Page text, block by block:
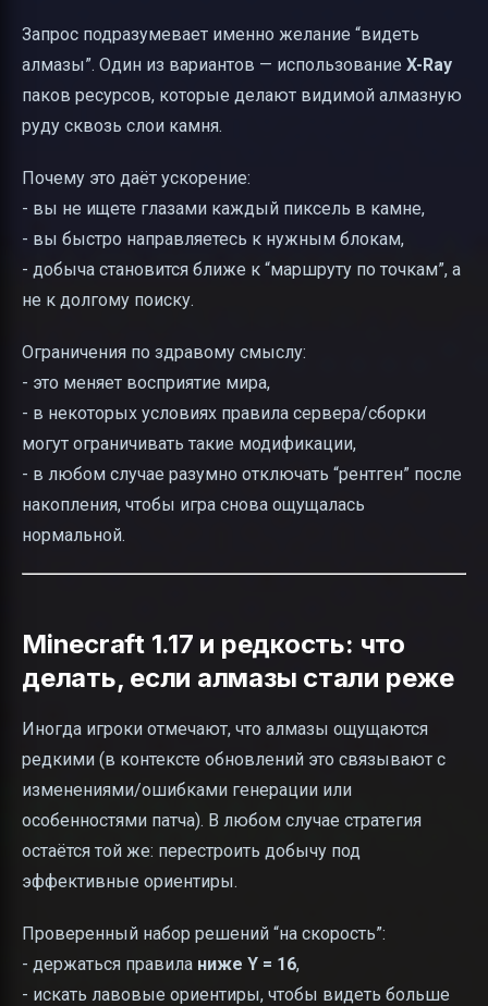
Запрос подразумевает именно желание “видеть
алмазы”. Один из вариантов — использование X-Ray
паков ресурсов, которые делают видимой алмазную
руду сквозь слои камня.
Почему это даёт ускорение:
- вы не ищете глазами каждый пиксель в камне,
- вы быстро направляетесь к нужным блокам,
- добыча становится ближе к “маршруту по точкам”, а
не к долгому поиску.
Ограничения по здравому смыслу:
- это меняет восприятие мира,
- в некоторых условиях правила сервера/сборки
могут ограничивать такие модификации,
- в любом случае разумно отключать “рентген” после
накопления, чтобы игра снова ощущалась
нормальной.
Minecraft 1.17 и редкость: что
делать, если алмазы стали реже
Иногда игроки отмечают, что алмазы ощущаются
редкими (в контексте обновлений это связывают с
изменениями/ошибками генерации или
особенностями патча). В любом случае стратегия
остаётся той же: перестроить добычу под
эффективные ориентиры.
Проверенный набор решений “на скорость”:
- держаться правила ниже Y = 16,
- искать лавовые ориентиры, чтобы видеть больше